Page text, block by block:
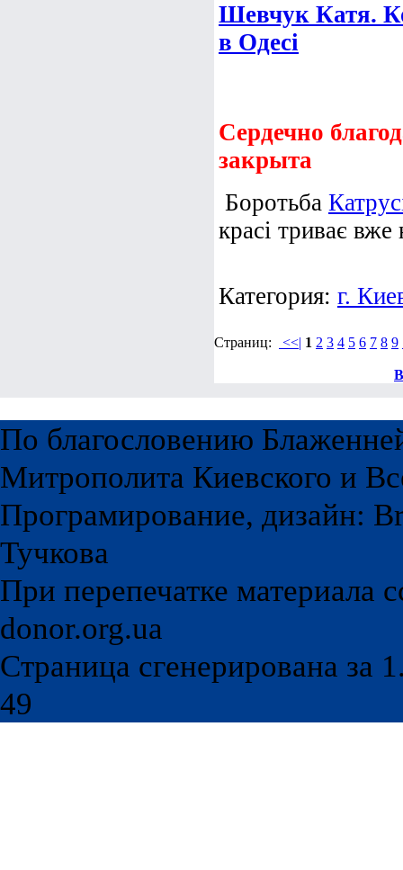
Шевчук Катя.
в Одесі
Сердечно
закрыта
Боротьба
красі триває
Категория: г.
Страниц: <<| 1 2 3 4 5 6 7 8 9
По благословению
Митрополита Киевского и
Програмирование, дизайн:
Тучкова
При перепечатке материала
donor.org.ua
Страница сгенерирована за
49